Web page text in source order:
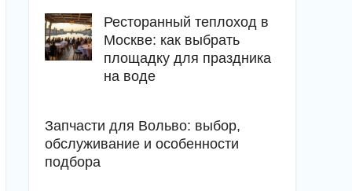
Ресторанный теплоход в
Москве: как выбрать
площадку для праздника
на воде
Запчасти для Вольво: выбор,
обслуживание и особенности
подбора